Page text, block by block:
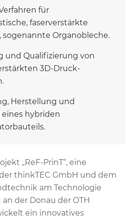
für
faserverstärkte
sogenannte Organobleche.
und Qualifizierung von
3D-Druck-
Herstellung und
hybriden
„ReF-PrinT“, eine
thinkTEC GmbH und dem
am Technologie
der Donau der OTH
ein innovatives